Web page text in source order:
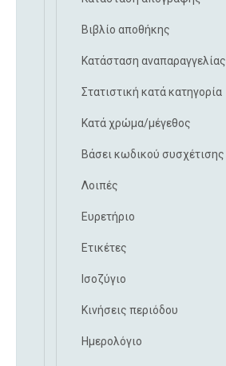
Βιβλίο αποθήκης
Κατάσταση αναπαραγγελίας
Στατιστική κατά κατηγορία
Κατά χρώμα/μέγεθος
Βάσει κωδικού συσχέτισης
Λοιπές
Ευρετήριο
Ετικέτες
Ισοζύγιο
Κινήσεις περιόδου
Ημερολόγιο